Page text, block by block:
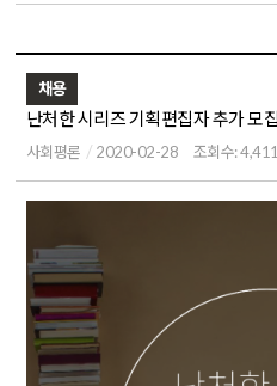
채용
난처한 시리즈 기획편집자 추가 모
사회평론 2020-02-28 조회수: